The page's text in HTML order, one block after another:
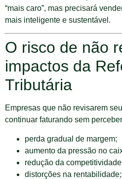
“mais caro”, mas precisará
mais inteligente e sustentável.
O risco de não
impactos da
Tributária
Empresas que não revisarem
continuar faturando sem
perda gradual de margem;
aumento da pressão no
redução da
distorções na rentabilidade;